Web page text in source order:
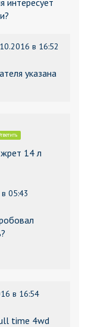
интересует
в 16:52
указана
14 л
05:43
в 16:54
time 4wd